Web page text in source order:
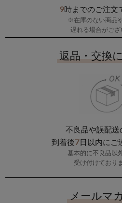
9時までのご注文
※在庫のない商品
遅れる場合がござ
返品・交換
不良品や誤配送
到着後7日以内にご
基本的に不良品以
受け付けており
メールマ